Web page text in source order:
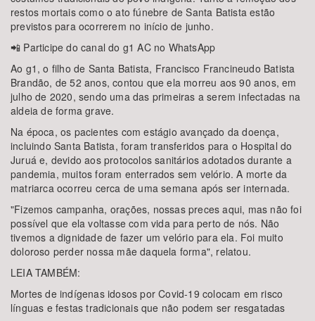
restos mortais como o ato fúnebre de Santa Batista estão
previstos para ocorrerem no início de junho.
📲 Participe do canal do g1 AC no WhatsApp
Ao g1, o filho de Santa Batista, Francisco Francineudo Batista
Brandão, de 52 anos, contou que ela morreu aos 90 anos, em
julho de 2020, sendo uma das primeiras a serem infectadas na
aldeia de forma grave.
Na época, os pacientes com estágio avançado da doença,
incluindo Santa Batista, foram transferidos para o Hospital do
Juruá e, devido aos protocolos sanitários adotados durante a
pandemia, muitos foram enterrados sem velório. A morte da
matriarca ocorreu cerca de uma semana após ser internada.
"Fizemos campanha, orações, nossas preces aqui, mas não foi
possível que ela voltasse com vida para perto de nós. Não
tivemos a dignidade de fazer um velório para ela. Foi muito
doloroso perder nossa mãe daquela forma", relatou.
LEIA TAMBÉM:
Mortes de indígenas idosos por Covid-19 colocam em risco
línguas e festas tradicionais que não podem ser resgatadas